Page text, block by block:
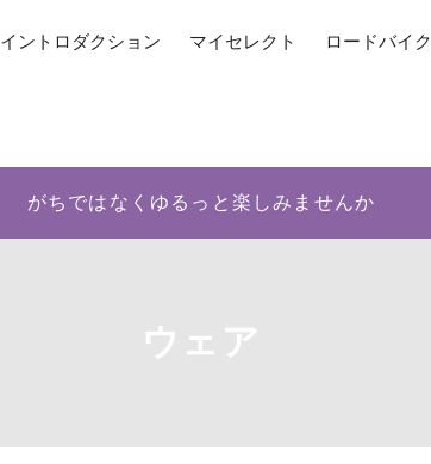
イントロダクション マイセレクト ロードバイク
がちではなくゆるっと楽しみませんか
ウェア